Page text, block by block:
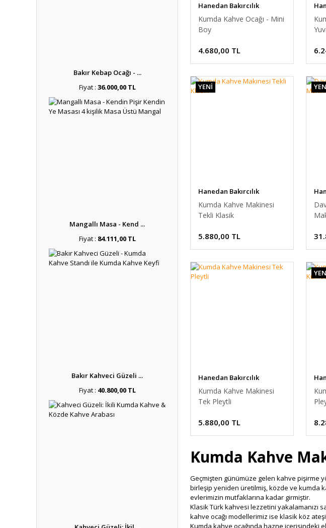
Bakır Kebap Ocağı - ...
Fiyat : 36.000,00 TL
Mangallı Masa - Kend ...
Fiyat : 84.111,00 TL
Bakır Kahveci Güzeli ...
Fiyat : 40.800,00 TL
Hanedan Bakırcılık
Kumda Kahve Ocağı - Mini
Boy
4.680,00 TL
YENİ
Hanedan Bakırcılık
Kumda Kahve Makinesi
Tekli Klasik
5.880,00 TL
Hanedan Bakırcılık
Kumda Kahve Makinesi
Tek Pleytli
5.880,00 TL
Kumda Kahve
Geçmişten günümüze gelen kahve pişirme
birleşip yeniden üretilmiş, közde ve kumda
evlerimizin mutfaklarına kadar girmiştir.
Klasik Türk kahvesi lezzetini yakalamanızı
kahve ocağı modellerimiz ise klasik köz
Kumda kahve ocağında hazne içerisindeki